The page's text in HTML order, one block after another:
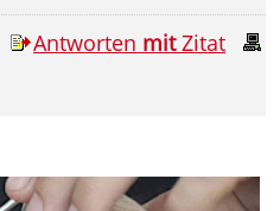
Antworten mitZitat